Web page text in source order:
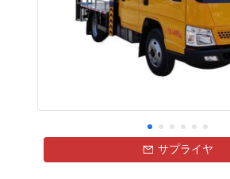
サプライヤ